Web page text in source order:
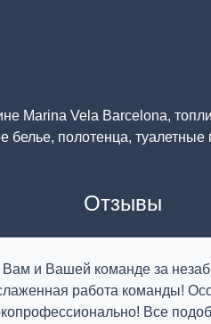
Marina Vela Barcelona,
белье, полотенца,
Отзывы
и Вашей команде за
работа команды!
Все